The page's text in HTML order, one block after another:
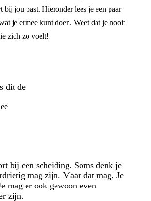
bij jou past. Hieronder lees je een paar
je ermee kunt doen. Weet dat je nooit
zich zo voelt!
dit de
bij een scheiding. Soms denk je
mag zijn. Maar dat mag. Je
mag er ook gewoon even
zijn.